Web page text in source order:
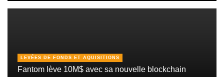
LEVÉES DE FONDS ET AQUISITIONS
Fantom lève 10M$ avec sa nouvelle blockchain